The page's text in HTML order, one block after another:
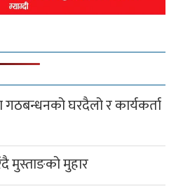
घरदैलो र कार्यकर्ता
मुस्ताङको मुहार